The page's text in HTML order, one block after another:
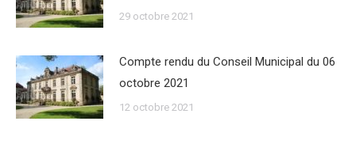
29 octobre 2021
Compte rendu du Conseil Municipal du 06
octobre 2021
12 octobre 2021